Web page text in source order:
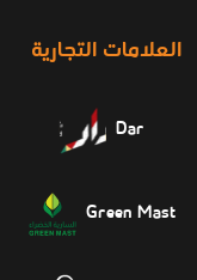
العلامات التجارية
Dar
Green Mast